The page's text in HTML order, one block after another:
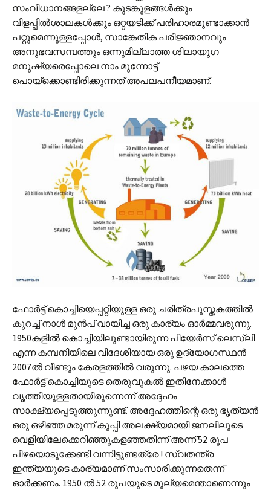
സംവിധാനങ്ങളല്ലേ ? കൂടങ്കുളങ്ങള്‍ക്കും
വിളപ്പില്‍ശാലകള്‍ക്കും ഒറ്റയടിക്ക് പരിഹാരമുണ്ടാക്കാന്‍
പറ്റുമെന്നുള്ളപ്പോള്‍, സാങ്കേതിക പരിജ്ഞാനവും
അനുഭവസമ്പത്തും ഒന്നുമില്ലാത്ത ശിലായുഗ
മനുഷ്യരെപ്പോലെ നാം മുന്നോട്ട്
പൊയ്ക്കൊണ്ടിരിക്കുന്നത് അപലപനീയമാണ്.
ഫോര്‍ട്ട് കൊച്ചിയെപ്പറ്റിയുള്ള ഒരു ചരിത്രപുസ്തകത്തില്‍
കുറച്ച് നാള്‍ മുന്‍പ് വായിച്ച ഒരു കാര്യം ഓര്‍മ്മവരുന്നു.
1950കളില്‍ കൊച്ചിയിലുണ്ടായിരുന്ന പിയേര്‍സ് ലെസ്ലി
എന്ന കമ്പനിയിലെ വിദേശിയായ ഒരു ഉദ്യോഗസ്ഥന്‍
2007ല്‍ വീണ്ടും കേരളത്തില്‍ വരുന്നു. പഴയ കാലത്തെ
ഫോര്‍ട്ട് കൊച്ചിയുടെ തെരുവുകല്‍ ഇതിനേക്കാള്‍
വൃത്തിയുള്ളതായിരുന്നെന്ന് അദ്ദേഹം
സാക്ഷ്യപ്പെടുത്തുന്നുണ്ട്. അദ്ദേഹത്തിന്റെ ഒരു ഭൃത്യന്‍
ഒരു ഒഴിഞ്ഞ മരുന്ന് കുപ്പി അലക്ഷ്യമായി ജനലിലൂടെ
വെളിയിലേക്കെറിഞ്ഞുകളഞ്ഞതിന്ന് അന്ന് 52 രൂപ
പിഴയൊടുക്കേണ്ടി വന്നിട്ടുണ്ടത്രേ ! സ്വതന്ത്ര
ഇന്ത്യയുടെ കാര്യമാണ് സംസാരിക്കുന്നതെന്ന്
ഓര്‍ക്കണം. 1950 ല്‍ 52 രൂപയുടെ മൂല്യമെന്താണെന്നും